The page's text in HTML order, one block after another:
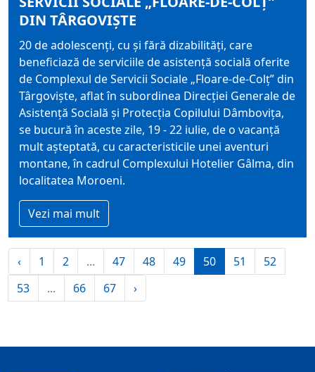
DIN TÂRGOVIȘTE
20 de adolescenți, cu și fără dizabilități, care
beneficiază de serviciile de asistență socială oferite
de Complexul de Servicii Sociale „Floare-de-Colț” din
Târgoviște, aflat în subordinea Direcției Generale de
Asistență Socială și Protecția Copilului Dâmbovița,
se bucură în aceste zile, 19 - 22 iulie, de o vacanță
mult așteptată, cu caracteristicile unei aventuri
montane, în cadrul Complexului Hotelier Gâlma, din
localitatea Moroeni.
Vezi mai mult
‹ 1 2 ... 47 48 49 50 51
52
53
... 66 67 ›